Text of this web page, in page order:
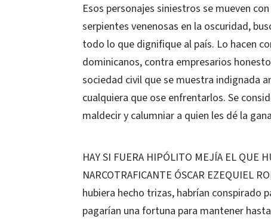
Esos personajes siniestros se mueven
serpientes venenosas en la oscuridad,
todo lo que dignifique al país. Lo hacen
dominicanos, contra empresarios
sociedad civil que se muestra indignada
cualquiera que ose enfrentarlos. Se
maldecir y calumniar a quien les dé la
HAY SI FUERA HIPÓLITO MEJÍA EL QUE
NARCOTRAFICANTE ÓSCAR EZEQUIEL
hubiera hecho trizas, habrían conspirado
pagarían una fortuna para mantener